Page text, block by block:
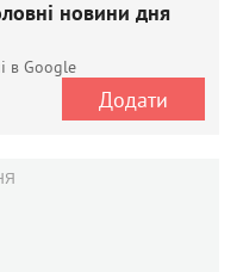
новини дня
в Google
Додати